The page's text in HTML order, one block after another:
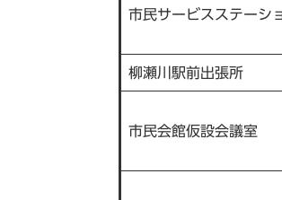
市民サービスステーシ
柳瀬川駅前出張所
市民会館仮設会議室